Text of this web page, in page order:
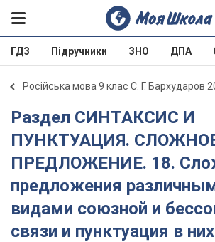
ГДЗ Підручники ЗНО ДПА
Російська мова 9 клас С. Г. Бархударов
Раздел СИНТАКСИС И
ПУНКТУАЦИЯ.
ПРЕДЛОЖЕНИЕ. 18.
предложения
видами союзной и
связи и пунктуация в них